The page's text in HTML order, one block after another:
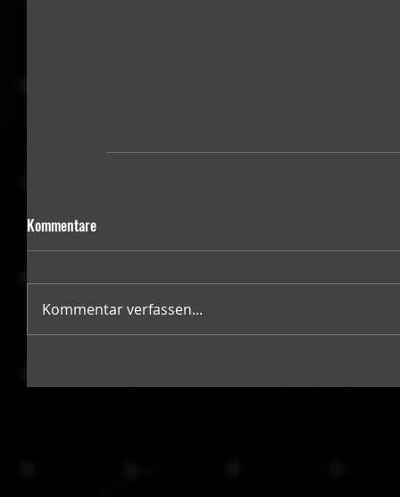
Kommentare
Kommentar verfassen...